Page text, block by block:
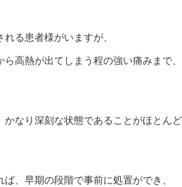
る患者様がいますが、
高熱が出てしまう程の強い痛みまで、
なり深刻な状態であることがほとんど
、早期の段階で事前に処置ができ、